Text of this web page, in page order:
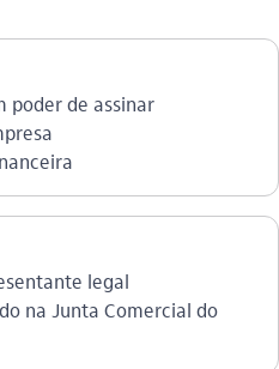
poder de assinar
legal
na Junta Comercial do